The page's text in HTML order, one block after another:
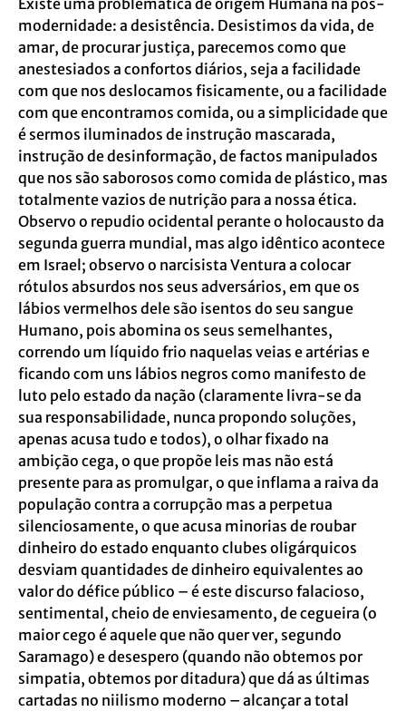
Existe uma problemática de origem Humana na pós-
modernidade: a desistência. Desistimos da vida, de
amar, de procurar justiça, parecemos como que
anestesiados a confortos diários, seja a facilidade
com que nos deslocamos fisicamente, ou a facilidade
com que encontramos comida, ou a simplicidade que
é sermos iluminados de instrução mascarada,
instrução de desinformação, de factos manipulados
que nos são saborosos como comida de plástico, mas
totalmente vazios de nutrição para a nossa ética.
Observo o repudio ocidental perante o holocausto da
segunda guerra mundial, mas algo idêntico acontece
em Israel; observo o narcisista Ventura a colocar
rótulos absurdos nos seus adversários, em que os
lábios vermelhos dele são isentos do seu sangue
Humano, pois abomina os seus semelhantes,
correndo um líquido frio naquelas veias e artérias e
ficando com uns lábios negros como manifesto de
luto pelo estado da nação (claramente livra-se da
sua responsabilidade, nunca propondo soluções,
apenas acusa tudo e todos), o olhar fixado na
ambição cega, o que propõe leis mas não está
presente para as promulgar, o que inflama a raiva da
população contra a corrupção mas a perpetua
silenciosamente, o que acusa minorias de roubar
dinheiro do estado enquanto clubes oligárquicos
desviam quantidades de dinheiro equivalentes ao
valor do défice público – é este discurso falacioso,
sentimental, cheio de enviesamento, de cegueira (o
maior cego é aquele que não quer ver, segundo
Saramago) e desespero (quando não obtemos por
simpatia, obtemos por ditadura) que dá as últimas
cartadas no niilismo moderno – alcançar a total